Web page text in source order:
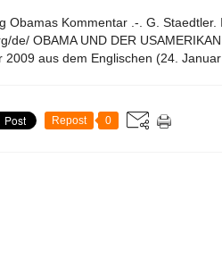
Obamas Kommentar .-. G. Staedtler.
de/ OBAMA UND DER
2009 aus dem Englischen (24.
Repost 0